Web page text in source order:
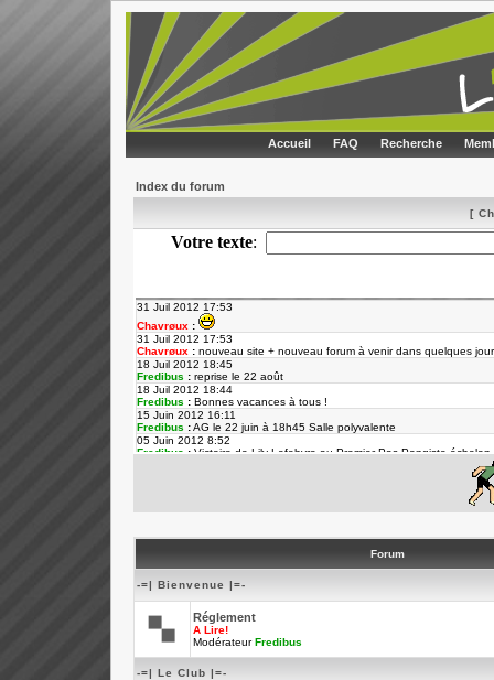
Accueil FAQ Recherche
Index du forum
[
Forum
-=| Bienvenue |=-
Réglement
A Lire!
ModérateurFredibus
-=| Le Club |=-